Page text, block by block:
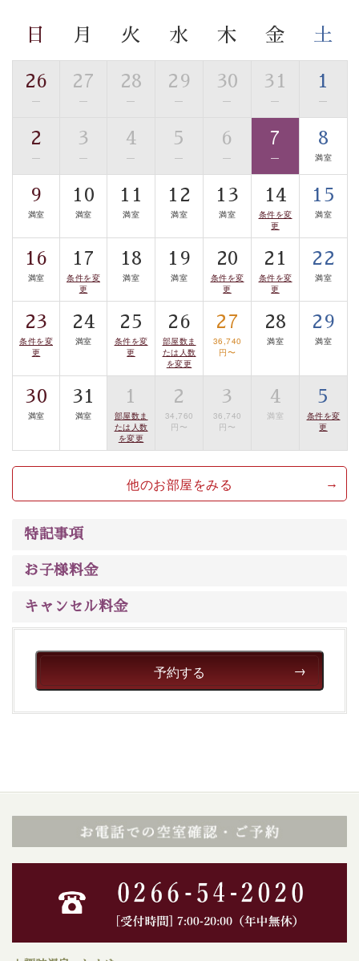
※男性大浴場までのご移動には階段がございます。 予め
ご了承のほどお願いいたします。
■貸切温泉風呂 （40分2000円）
眺望はございませんが、源泉掛け流しの温泉の質を楽し
む貸切温泉風呂です。ゆったりといやされるプライベー
トな空間をお愉しみください。
【旅】
■諏訪大社4社を巡る無料参拝バス
豊富な知識を持ったドライバー兼ガイドが諏訪大社をご
案内します。 事前ご予約制ですので、ご利用ご希望の方
は【3日前まで】にお電話ください。
※交通規制などにより運行できない日がございます
※年末年始及び御柱祭前後は運行しておりません
以上がプラン内容です。
で心癒されます。
清らかな源泉、自然の恵みあるお食事、諏訪湖に包まれ
るお部屋、 大人のたしなみを感じていただける、美しく
癒される宿で贅沢に幸せのときを安心してお過ごしくだ
日 月 火 水 木 金 土
26
—
27
—
28
—
29
—
30
—
31
—
1
—
2
—
3
—
4
—
5
—
6
—
7
—
8
満室
9
満室
10
満室
11
満室
12
満室
13
満室
14
条件を変
更
15
満室
16
満室
17
条件を変
更
18
満室
19
満室
20
条件を変
更
21
条件を変
更
22
満室
23
条件を変
更
24
満室
25
条件を変
更
26
部屋数ま
たは人数
を変更
27
36,740
円〜
28
満室
29
満室
30
満室
31
満室
1
部屋数ま
たは人数
を変更
2
34,760
円〜
3
36,740
円〜
4
満室
5
条件を変
更
他のお部屋をみる
特記事項
お子様料金
キャンセル料金
予約する